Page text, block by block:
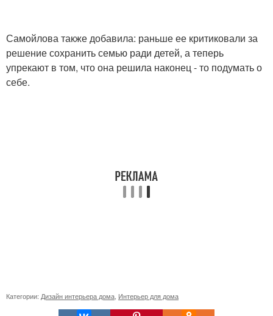
Самойлова также добавила: раньше ее критиковали за
решение сохранить семью ради детей, а теперь
упрекают в том, что она решила наконец - то подумать о
себе.
Категории: Дизайн интерьера дома Интерьер для дома